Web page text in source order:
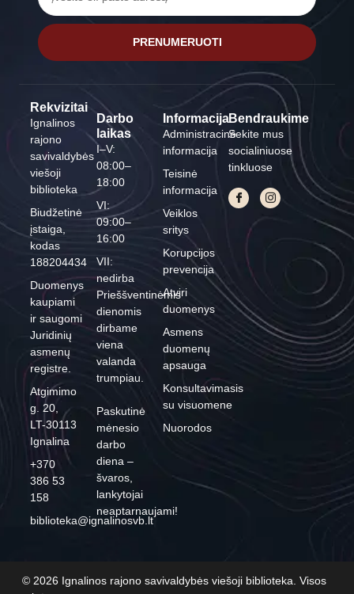
PRENUMERUOTI
Rekvizitai
Ignalinos
rajono
savivaldybės
viešoji
biblioteka
Biudžetinė
įstaiga,
kodas
188204434
Duomenys
kaupiami
ir saugomi
Juridinių
asmenų
registre.
Atgimimo
g. 20,
LT-30113
Ignalina
+370
386 53
158
biblioteka@ignalinosvb.lt
Darbo
laikas
I–V:
08:00–
18:00
VI:
09:00–
16:00
VII:
nedirba
Prieššventinėmis
dienomis
dirbame
viena
valanda
trumpiau.
Paskutinė
mėnesio
darbo
diena –
švaros,
lankytojai
neaptarnaujami!
Informacija
Administracinė
informacija
Teisinė
informacija
Veiklos
sritys
Korupcijos
prevencija
Atviri
duomenys
Asmens
duomenų
apsauga
Konsultavimasis
su visuomene
Nuorodos
Bendraukime
Sekite mus
socialiniuose
tinkluose
© 2026 Ignalinos rajono savivaldybės viešoji biblioteka. Visos